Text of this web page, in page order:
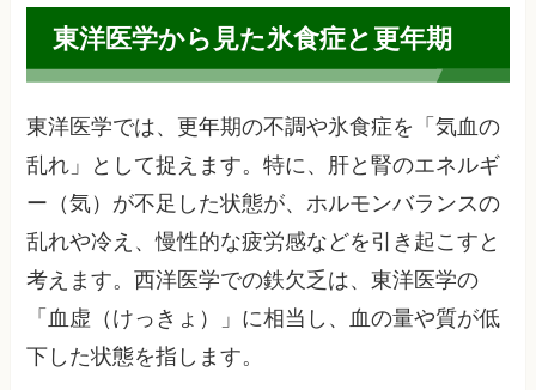
東洋医学から見た氷食症と更年期
東洋医学では、更年期の不調や氷食症を「気血の
乱れ」として捉えます。特に、肝と腎のエネルギ
ー（気）が不足した状態が、ホルモンバランスの
乱れや冷え、慢性的な疲労感などを引き起こすと
考えます。西洋医学での鉄欠乏は、東洋医学の
「血虚（けっきょ）」に相当し、血の量や質が低
下した状態を指します。